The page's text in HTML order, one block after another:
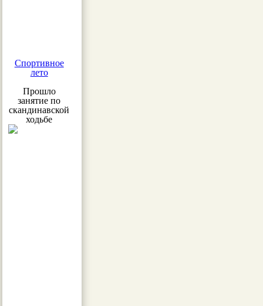
Спортивное
лето
Прошло
занятие по
скандинавской
ходьбе